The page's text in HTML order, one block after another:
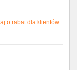
o rabat dla klientów